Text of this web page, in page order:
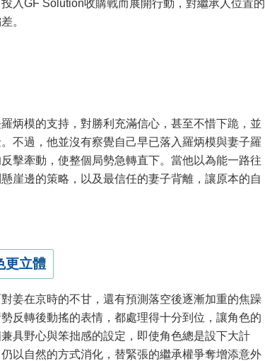
入GF Solution收購戰而展開行動，對繼承人位置的
。
炳模的支持，對勝利充滿信心，甚至不惜下跪，並
不過，他並沒有察覺自己早已落入羅炳模與妻子羅
擊牽動，使整個局勢急轉直下。當他以為能一路往
崖邊的策略，以及最信任的妻子背離，讓原本的自
更立體
姜在京時的不甘，還有預測落空後逐漸加重的焦躁
反轉後動搖的表情，都處理得十分到位，讓角色的
具野心與笨拙感的設定，即使角色總是設下大計
以自然的方式消化，替緊張的繼承權爭奪增添意外